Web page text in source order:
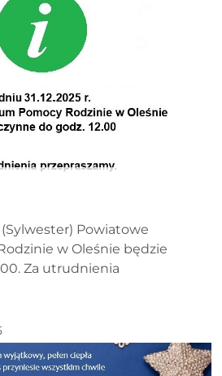
(Sylwester) Powiatowe
w Oleśnie będzie
Za utrudnienia